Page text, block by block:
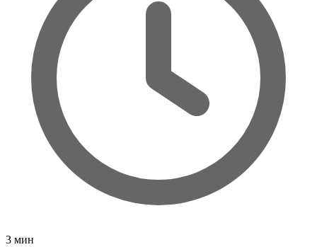
3 мин